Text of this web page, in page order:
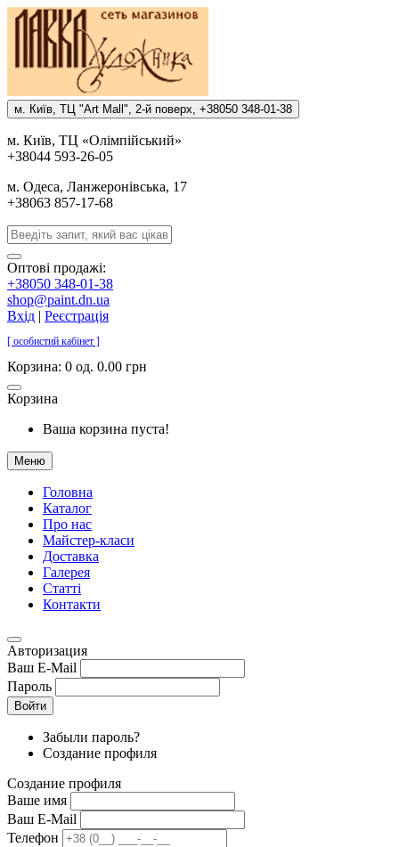
м. Киïв, ТЦ "Art Mall", 2-й поверх, +38050 348-01-38
м. Киïв, ТЦ «Олiмпiйський»
+38044 593-26-05
м. Одеса, Ланжеронiвська, 17
+38063 857-17-68
Оптові продажі:
+38050 348-01-38
shop@paint.dn.ua
Вхід | Реєстрація
[ особистий кабінет ]
Корзина: 0 од. 0.00 грн
Корзина
Ваша корзина пуста!
Меню
Головна
Каталог
Про нас
Майстер-класи
Доставка
Галерея
Статтi
Контакти
Авторизация
Ваш E-Mail
Пароль
Войти
Забыли пароль?
Создание профиля
Создание профиля
Ваше имя
Ваш E-Mail
Телефон